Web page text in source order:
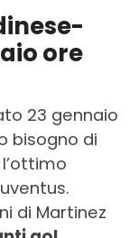
ore
23 gennaio
bisogno di
di Martinez